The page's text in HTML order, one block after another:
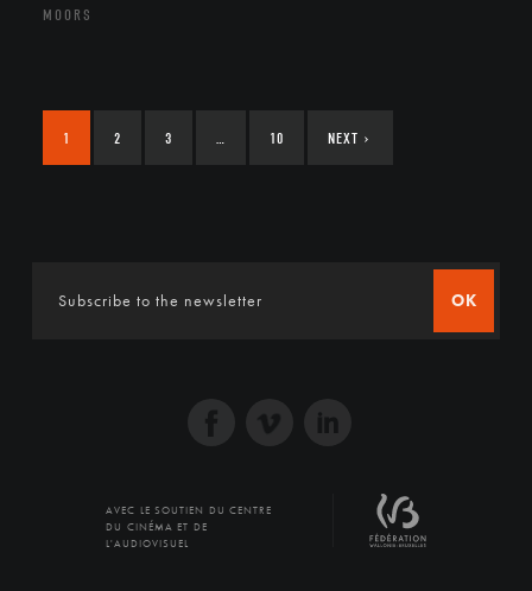
MOORS
1 2 3 10 NEXT ›
OK
AVEC LE SOUTIEN DU CENTRE
DU CINÉMA ET DE
L'AUDIOVISUEL